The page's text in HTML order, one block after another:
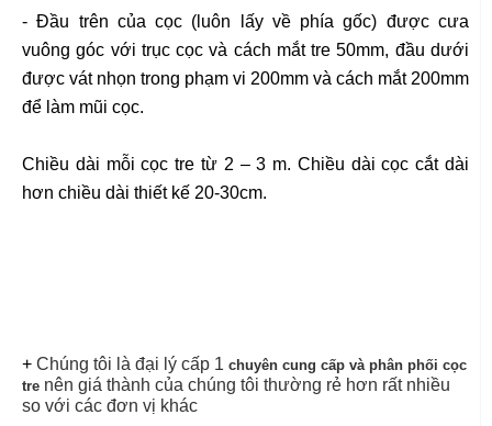
- Đầu trên của cọc (luôn lấy về phía gốc) được cưa
vuông góc với trục cọc và cách mắt tre 50mm, đầu dưới
được vát nhọn trong phạm vi 200mm và cách mắt 200mm
để làm mũi cọc.
Chiều dài mỗi cọc tre từ 2 – 3 m. Chiều dài cọc cắt dài
hơn chiều dài thiết kế 20-30cm.
+ Chúng tôi là đại lý cấp 1 chuyên cung cấp và phân phối cọc
tre nên giá thành của chúng tôi thường rẻ hơn rất nhiều
so với các đơn vị khác